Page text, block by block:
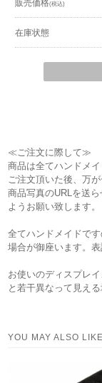
販売価格(税込)
在庫状態
≪ご注文に際して≫
商品は全てハンドメ
ご注文頂いた後、万
商品写真のURLを送
ようお願い致します
全てハンドメイドで
場合が御座います。
お使いのディスプレ
と若干異なって見え
YOU MAY ALSO LIKE